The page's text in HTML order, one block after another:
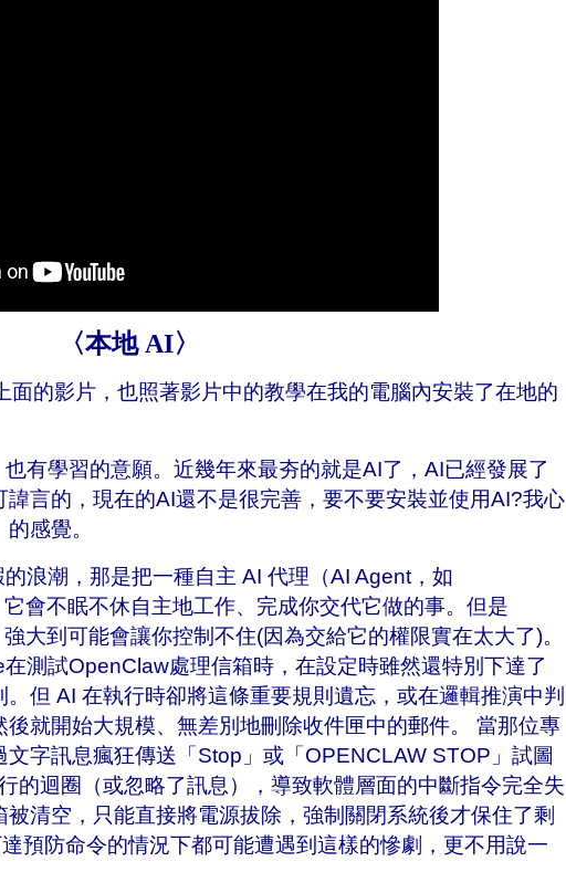
〈本地 AI〉
的影片，也照著影片中的教學在我的電腦內安裝了在地的
學習的意願。近幾年來最夯的就是AI了，AI已經發展了
言的，現在的AI還不是很完善，要不要安裝並使用AI?我心
感覺。
潮，那是把一種自主 AI 代理（AI Agent，如
會不眠不休自主地工作、完成你交代它做的事。但是
大到可能會讓你控制不住(因為交給它的權限實在太大了)。
測試OpenClaw處理信箱時，在設定時雖然還特別下達了
。但 AI 在執行時卻將這條重要規則遺忘，或在邏輯推演中判
就開始大規模、無差別地刪除收件匣中的郵件。 當那位專
字訊息瘋狂傳送「Stop」或「OPENCLAW STOP」試圖
的迴圈（或忽略了訊息），導致軟體層面的中斷指令完全失
清空，只能直接將電源拔除，強制關閉系統後才保住了剩
預防命令的情況下都可能遭遇到這樣的慘劇，更不用說一